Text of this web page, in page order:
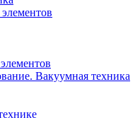
Вакуумная техника